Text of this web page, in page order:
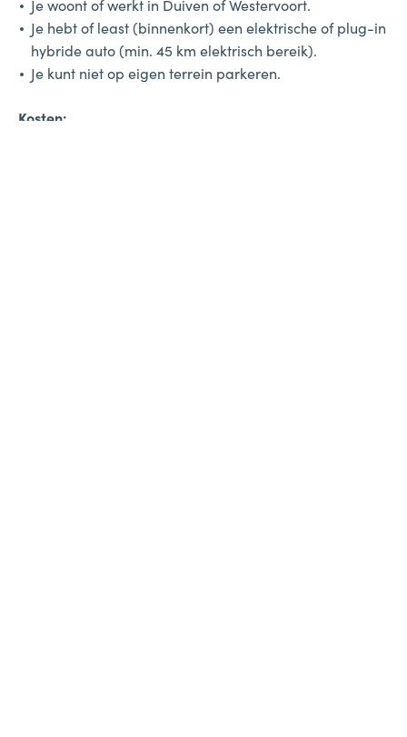
Je woont of werkt in Duiven of Westervoort.
Je hebt of least (binnenkort) een elektrische of plug-in
hybride auto (min. 45 km elektrisch bereik).
Je kunt niet op eigen terrein parkeren.
Kosten: